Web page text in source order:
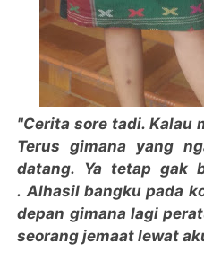
"Cerita sore tadi. Kalau
Terus gimana yang
datang. Ya tetap gak
. Alhasil bangku pada
depan gimana lagi
seorang jemaat lewat